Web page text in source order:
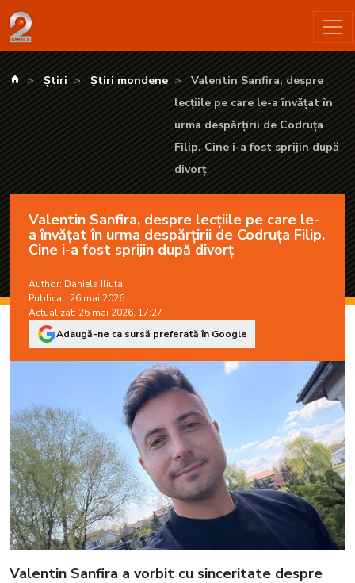
Valentin Sanfira, despre lecțiile pe care le-a învățat în urma
kanald.ro
Știri Știri mondene
Valentin Sanfira, despre
lecțiile pe care le-a învățat în
urma despărțirii de Codruța
Filip. Cine i-a fost sprijin după
divorț
Valentin Sanfira, despre lecțiile pe care le-
a învățat în urma despărțirii de Codruța Filip.
Cine i-a fost sprijin după divorț
Author: Daniela Iliuta
Publicat: 26 mai 2026
Actualizat: 26 mai 2026, 17:27
Adaugă-ne ca sursă preferată în Google
Valentin Sanfira a vorbit cu sinceritate despre